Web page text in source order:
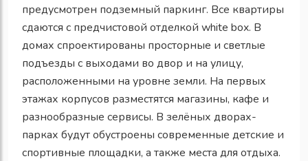
предусмотрен подземный паркинг. Все квартиры
сдаются с предчистовой отделкой white box. В
домах спроектированы просторные и светлые
подъезды с выходами во двор и на улицу,
расположенными на уровне земли. На первых
этажах корпусов разместятся магазины, кафе и
разнообразные сервисы. В зелёных дворах-
парках будут обустроены современные детские и
спортивные площадки, а также места для отдыха.